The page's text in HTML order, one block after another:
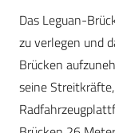
Das Leguan-
zu verlegen und
Brücken
seine